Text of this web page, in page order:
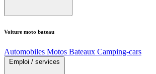
Voiture moto bateau
Automobiles Motos Bateaux Camping-cars
Emploi / services